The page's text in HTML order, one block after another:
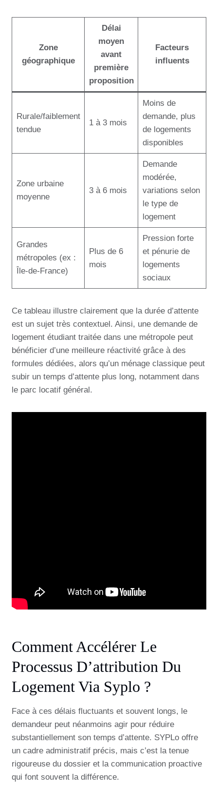
Zone
géographique
Délai
moyen
avant
première
proposition
Facteurs
influents
Rurale/faiblement
tendue
1 à 3 mois
Moins de
demande, plus
de logements
disponibles
Zone urbaine
moyenne
3 à 6 mois
Demande
modérée,
variations selon
le type de
logement
Grandes
métropoles (ex :
Île-de-France)
Plus de 6
mois
Pression forte
et pénurie de
logements
sociaux
Ce tableau illustre clairement que la durée d’attente
est un sujet très contextuel. Ainsi, une demande de
logement étudiant traitée dans une métropole peut
bénéficier d’une meilleure réactivité grâce à des
formules dédiées, alors qu’un ménage classique peut
subir un temps d’attente plus long, notamment dans
le parc locatif général.
Comment Accélérer Le
Processus D’attribution Du
Logement Via Syplo ?
Face à ces délais fluctuants et souvent longs, le
demandeur peut néanmoins agir pour réduire
substantiellement son temps d’attente. SYPLo offre
un cadre administratif précis, mais c’est la tenue
rigoureuse du dossier et la communication proactive
qui font souvent la différence.